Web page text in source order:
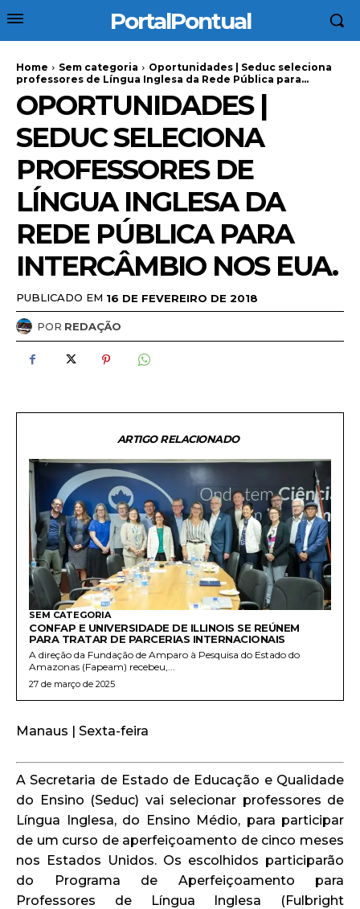
PortalPontual
Home Sem categoria
Oportunidades | Seduc seleciona
professores de Língua Inglesa da Rede Pública para...
OPORTUNIDADES |
SEDUC SELECIONA
PROFESSORES DE
LÍNGUA INGLESA DA
REDE PÚBLICA PARA
INTERCÂMBIO NOS EUA.
PUBLICADO EM 16 DE FEVEREIRO DE 2018
POR REDAÇÃO
ARTIGO RELACIONADO
SEM CATEGORIA
CONFAP E UNIVERSIDADE DE ILLINOIS SE REÚNEM
PARA TRATAR DE PARCERIAS INTERNACIONAIS
A direção da Fundação de Amparo à Pesquisa do Estado do
Amazonas (Fapeam) recebeu,...
27 de março de 2025
Manaus | Sexta-feira
A Secretaria de Estado de Educação e Qualidade
do Ensino (Seduc) vai selecionar professores de
Língua Inglesa, do Ensino Médio, para participar
de um curso de aperfeiçoamento de cinco meses
nos Estados Unidos. Os escolhidos participarão
do Programa de Aperfeiçoamento para
Professores de Língua Inglesa (Fulbright